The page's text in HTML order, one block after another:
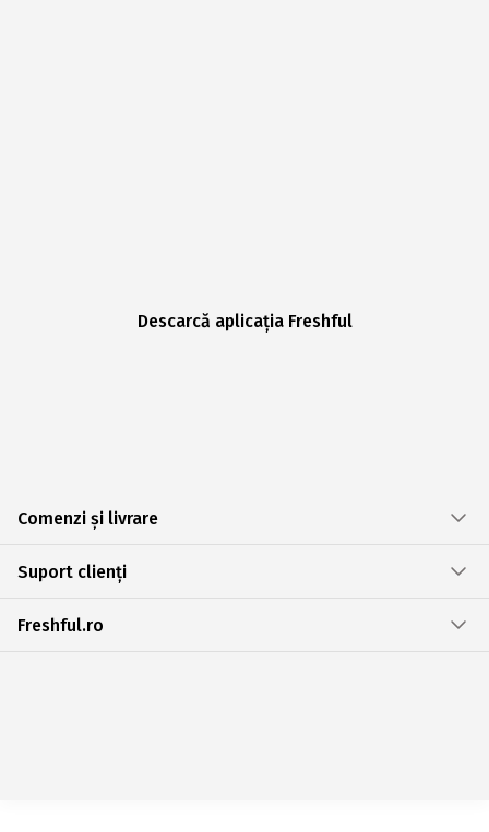
Descarcă aplicația Freshful
Comenzi și livrare
Suport clienți
Freshful.ro